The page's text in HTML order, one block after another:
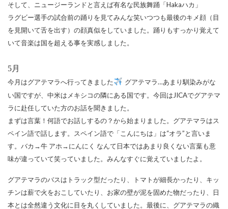
そして、ニュージーランドと言えば有名な民族舞踊「Hakaハカ」
ラグビー選手の試合前の踊りを見てみんな笑いつつも最後のキメ顔（目
を見開いて舌を出す）の顔真似をしていました。踊りもすっかり覚えて
いて音楽は国を超える事を実感しました。
5月
今月はグアテマラへ行ってきました
グアテマラ…あまり馴染みがな
い国ですが、中米はメキシコの隣にある国です。今回は JICAでグアテマ
ラに赴任していた方のお話を聞きました。
まずは言葉！何語でお話しするの？から始まりました。グアテマラはス
ペイン語で話します。スペイン語で「こんにちは」は“オラ”と言いま
す。バカ→牛 アホ→にんにく なんて日本ではあまり良くない言葉も意
味が違っていて笑っていました。みんなすぐに覚えていましたよ。
グアテマラのバスはトラック型だったり、トマトが細長かったり、キッ
チンは薪で火をおこしていたり、お家の壁が泥を固めた物だったり、日
本とは全然違う文化に目を丸くしていました。最後に、グアテマラの織